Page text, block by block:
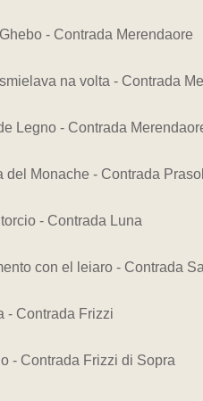
- Contrada Merendaore
na volta - Contrada
Legno - Contrada
del Monache - Contrada
- Contrada Luna
con el leiaro - Contrada
- Contrada Frizzi
- Contrada Frizzi di Sopra